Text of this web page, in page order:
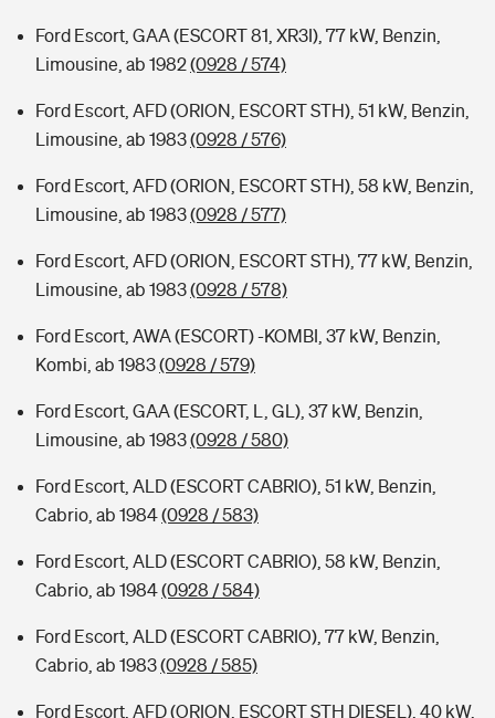
Ford Escort, GAA (ESCORT 81, XR3I), 77 kW, Benzin,
Limousine, ab 1982(0928 / 574)
Ford Escort, AFD (ORION, ESCORT STH), 51 kW, Benzin,
Limousine, ab 1983(0928 / 576)
Ford Escort, AFD (ORION, ESCORT STH), 58 kW, Benzin,
Limousine, ab 1983(0928 / 577)
Ford Escort, AFD (ORION, ESCORT STH), 77 kW, Benzin,
Limousine, ab 1983(0928 / 578)
Ford Escort, AWA (ESCORT) -KOMBI, 37 kW, Benzin,
Kombi, ab 1983(0928 / 579)
Ford Escort, GAA (ESCORT, L, GL), 37 kW, Benzin,
Limousine, ab 1983(0928 / 580)
Ford Escort, ALD (ESCORT CABRIO), 51 kW, Benzin,
Cabrio, ab 1984(0928 / 583)
Ford Escort, ALD (ESCORT CABRIO), 58 kW, Benzin,
Cabrio, ab 1984(0928 / 584)
Ford Escort, ALD (ESCORT CABRIO), 77 kW, Benzin,
Cabrio, ab 1983(0928 / 585)
Ford Escort, AFD (ORION, ESCORT STH DIESEL), 40 kW,